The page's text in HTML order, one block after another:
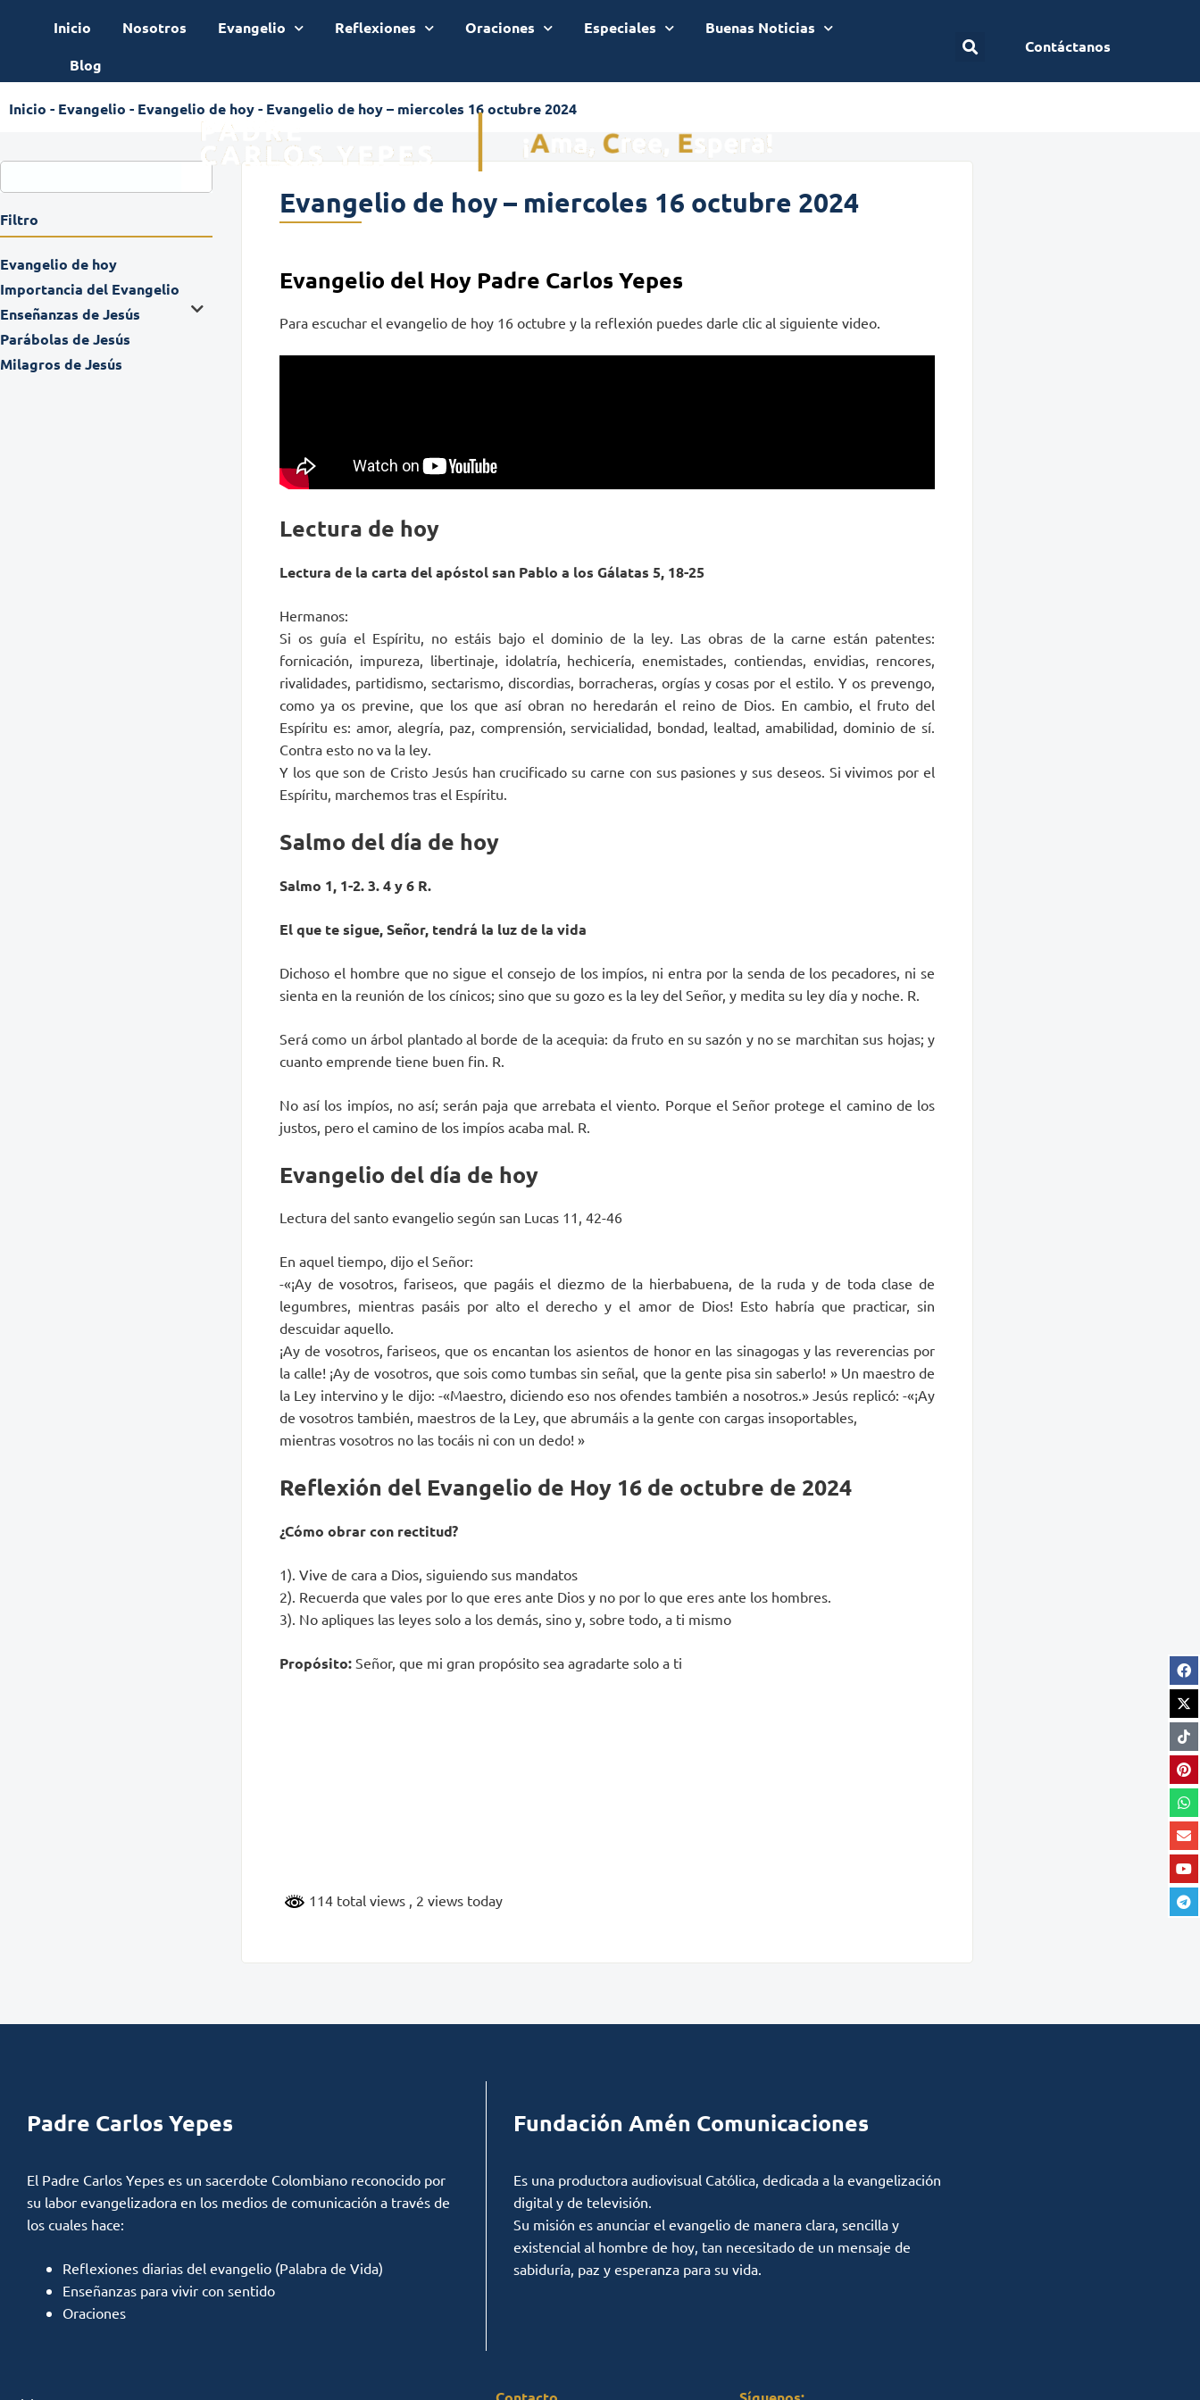
Inicio Nosotros Evangelio Reflexiones Oraciones Especiales
Buenas Noticias
Blog
Contáctanos
Inicio - Evangelio - Evangelio de hoy- Evangelio de hoy – miercoles 16 octubre 2024
Filtro
Evangelio de hoy
Importancia del Evangelio
Enseñanzas de Jesús
Parábolas de Jesús
Milagros de Jesús
Evangelio de hoy – miercoles 16 octubre 2024
Evangelio del Hoy Padre Carlos Yepes
Para escuchar el evangelio de hoy 16 octubre y la reflexión puedes darle clic al siguiente video.
Lectura de hoy
Lectura de la carta del apóstol san Pablo a los Gálatas 5, 18-25
Hermanos:
Si os guía el Espíritu, no estáis bajo el dominio de la ley. Las obras de la carne están patentes:
fornicación, impureza, libertinaje, idolatría, hechicería, enemistades, contiendas, envidias, rencores,
rivalidades, partidismo, sectarismo, discordias, borracheras, orgías y cosas por el estilo. Y os prevengo,
como ya os previne, que los que así obran no heredarán el reino de Dios. En cambio, el fruto del
Espíritu es: amor, alegría, paz, comprensión, servicialidad, bondad, lealtad, amabilidad, dominio de sí.
Contra esto no va la ley.
Y los que son de Cristo Jesús han crucificado su carne con sus pasiones y sus deseos. Si vivimos por el
Espíritu, marchemos tras el Espíritu.
Salmo del día de hoy
Salmo 1, 1-2. 3. 4 y 6 R.
El que te sigue, Señor, tendrá la luz de la vida
Dichoso el hombre que no sigue el consejo de los impíos, ni entra por la senda de los pecadores, ni se
sienta en la reunión de los cínicos; sino que su gozo es la ley del Señor, y medita su ley día y noche. R.
Será como un árbol plantado al borde de la acequia: da fruto en su sazón y no se marchitan sus hojas; y
cuanto emprende tiene buen fin. R.
No así los impíos, no así; serán paja que arrebata el viento. Porque el Señor protege el camino de los
justos, pero el camino de los impíos acaba mal. R.
Evangelio del día de hoy
Lectura del santo evangelio según san Lucas 11, 42-46
En aquel tiempo, dijo el Señor:
-«¡Ay de vosotros, fariseos, que pagáis el diezmo de la hierbabuena, de la ruda y de toda clase de
legumbres, mientras pasáis por alto el derecho y el amor de Dios! Esto habría que practicar, sin
descuidar aquello.
¡Ay de vosotros, fariseos, que os encantan los asientos de honor en las sinagogas y las reverencias por
la calle! ¡Ay de vosotros, que sois como tumbas sin señal, que la gente pisa sin saberlo! » Un maestro de
la Ley intervino y le dijo: -«Maestro, diciendo eso nos ofendes también a nosotros.» Jesús replicó: -«¡Ay
de vosotros también, maestros de la Ley, que abrumáis a la gente con cargas insoportables,
mientras vosotros no las tocáis ni con un dedo! »
Reflexión del Evangelio de Hoy 16 de octubre de 2024
¿Cómo obrar con rectitud?
1). Vive de cara a Dios, siguiendo sus mandatos
2). Recuerda que vales por lo que eres ante Dios y no por lo que eres ante los hombres.
3). No apliques las leyes solo a los demás, sino y, sobre todo, a ti mismo
Propósito: Señor, que mi gran propósito sea agradarte solo a ti
114 total views , 2 views today
Padre Carlos Yepes
El Padre Carlos Yepes es un sacerdote Colombiano reconocido por
su labor evangelizadora en los medios de comunicación a través de
los cuales hace:
Reflexiones diarias del evangelio (Palabra de Vida)
Enseñanzas para vivir con sentido
Oraciones
Fundación Amén Comunicaciones
Es una productora audiovisual Católica, dedicada a la evangelización
digital y de televisión.
Su misión es anunciar el evangelio de manera clara, sencilla y
existencial al hombre de hoy, tan necesitado de un mensaje de
sabiduría, paz y esperanza para su vida.